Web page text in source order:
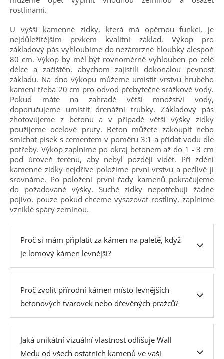
rostlinami.
U vyšší kamenné zídky, která má opěrnou funkci, je
nejdůležitějším prvkem kvalitní základ. Výkop pro
základový pás vyhloubíme do nezámrzné hloubky alespoň
80 cm. Výkop by měl být rovnoměrně vyhlouben po celé
délce a začištěn, abychom zajistili dokonalou pevnost
základu. Na dno výkopu můžeme umístit vrstvu hrubého
kamení třeba 20 cm pro odvod přebytečné srážkové vody.
Pokud máte na zahradě větší množství vody,
doporučujeme umístit drenážní trubky. Základový pás
zhotovujeme z betonu a v případě větší výšky zídky
použijeme ocelové pruty. Beton můžete zakoupit nebo
smíchat písek s cementem v poměru 3:1 a přidat vodu dle
potřeby. Výkop zaplníme po okraj betonem až do 1 - 3 cm
pod úroveň terénu, aby nebyl později vidět. Při zdění
kamenné zídky nejdříve položíme první vrstvu a pečlivě ji
srovnáme. Po položení první řady kamenů pokračujeme
do požadované výšky. Suché zídky nepotřebují žádné
pojivo, pouze pokud chceme vysazovat rostliny, zaplníme
vzniklé spáry zeminou.
Proč si mám připlatit za kámen na paletě, když
je lomový kámen levnější?
Proč zvolit přírodní kámen místo levnějších
betonových tvarovek nebo dřevěných pražců?
Jaká unikátní vizuální vlastnost odlišuje Wall
Medu od všech ostatních kamenů ve vaší